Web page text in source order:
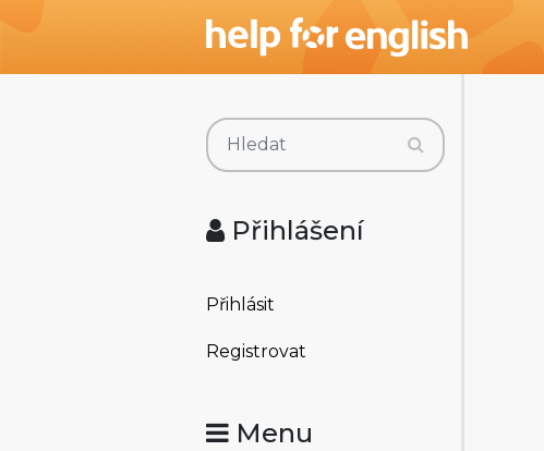
Přihlášení
Přihlásit
Registrovat
Menu